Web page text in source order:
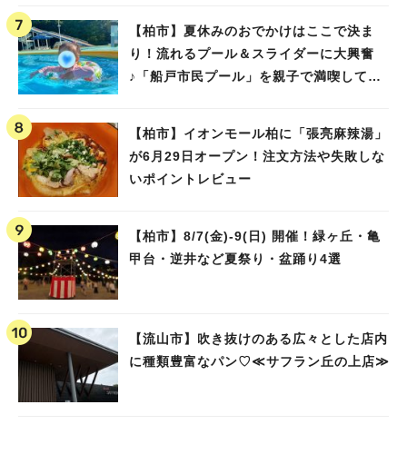
【柏市】夏休みのおでかけはここで決ま
り！流れるプール＆スライダーに大興奮
♪「船戸市民プール」を親子で満喫してき
【柏市】イオンモール柏に「張亮麻辣湯」
が6月29日オープン！注文方法や失敗しな
いポイントレビュー
【柏市】8/7(金)‐9(日) 開催！緑ヶ丘・亀
甲台・逆井など夏祭り・盆踊り4選
【流山市】吹き抜けのある広々とした店内
に種類豊富なパン♡≪サフラン丘の上店≫